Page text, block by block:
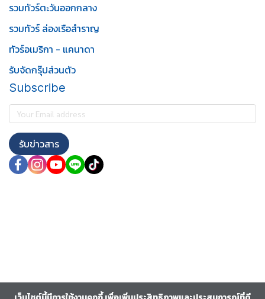
รวมทัวร์ตะวันออกกลาง
รวมทัวร์ ล่องเรือสำราญ
ทัวร์อเมริกา - แคนาดา
รับจัดกรุ๊ปส่วนตัว
Subscribe
รับข่าวสาร